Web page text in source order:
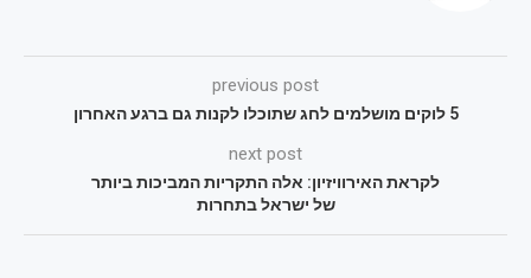
previous post
5 לוקים מושלמים לחג שתוכלו לקנות גם ברגע האחרון
next post
לקראת האירוויזיון: אלה התקריות המביכות ביותר
של ישראל בתחרות